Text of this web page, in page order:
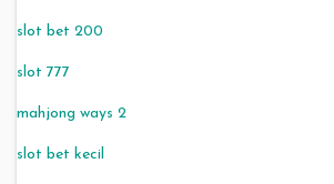
slot bet 200
slot 777
mahjong ways 2
slot bet kecil